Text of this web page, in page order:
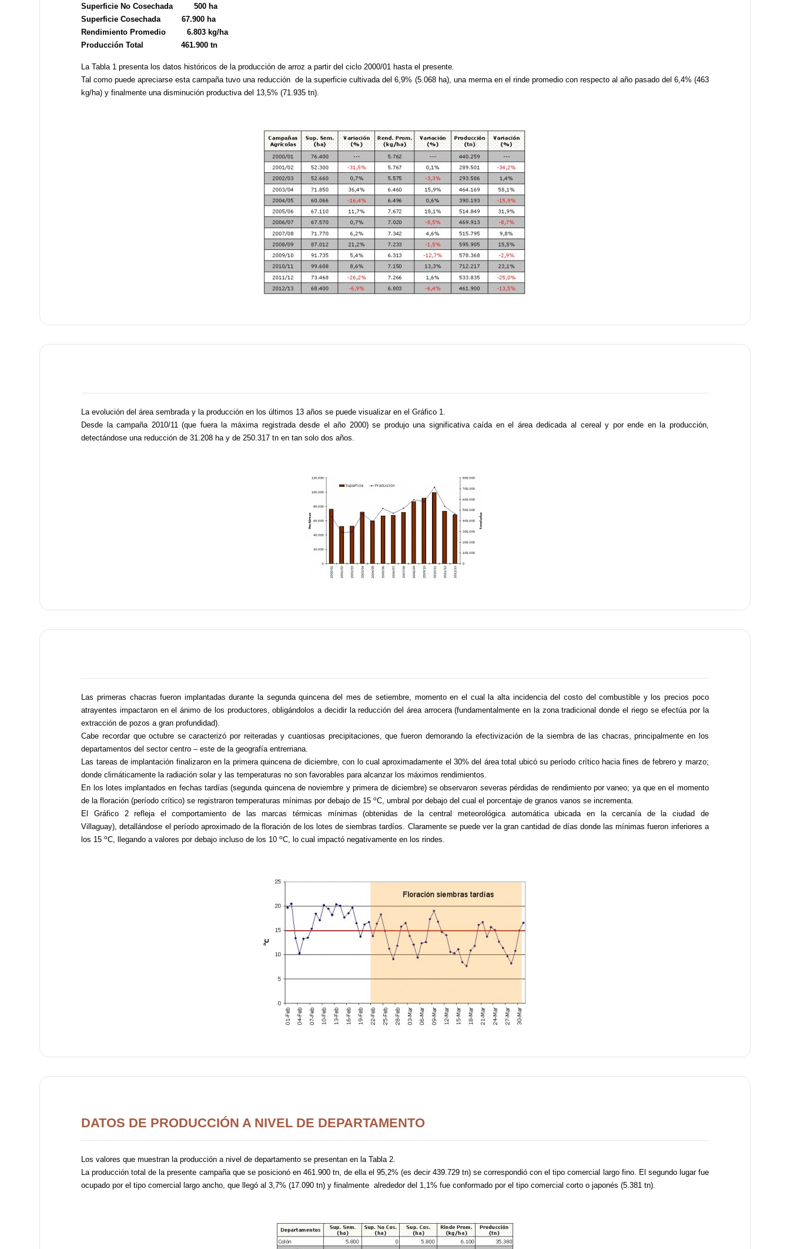
Superficie No Cosechada 500 ha
Superficie Cosechada 67.900 ha
Rendimiento Promedio 6.803 kg/ha
Producción Total 461.900 tn
La Tabla 1 presenta los datos históricos de la producción de arroz a partir del ciclo 2000/01 hasta el presente.
Tal como puede apreciarse esta campaña tuvo una reducción de la superficie cultivada del 6,9% (5.068 ha), una merma en el rinde promedio con respecto al año pasado del 6,4% (463
kg/ha) y finalmente una disminución productiva del 13,5% (71.935 tn).
La evolución del área sembrada y la producción en los últimos 13 años se puede visualizar en el Gráfico 1.
Desde la campaña 2010/11 (que fuera la máxima registrada desde el año 2000) se produjo una significativa caída en el área dedicada al cereal y por ende en la producción,
detectándose una reducción de 31.208 ha y de 250.317 tn en tan solo dos años.
Las primeras chacras fueron implantadas durante la segunda quincena del mes de setiembre, momento en el cual la alta incidencia del costo del combustible y los precios poco
atrayentes impactaron en el ánimo de los productores, obligándolos a decidir la reducción del área arrocera (fundamentalmente en la zona tradicional donde el riego se efectúa por la
extracción de pozos a gran profundidad).
Cabe recordar que octubre se caracterizó por reiteradas y cuantiosas precipitaciones, que fueron demorando la efectivización de la siembra de las chacras, principalmente en los
departamentos del sector centro – este de la geografía entrerriana.
Las tareas de implantación finalizaron en la primera quincena de diciembre, con lo cual aproximadamente el 30% del área total ubicó su período crítico hacia fines de febrero y marzo;
donde climáticamente la radiación solar y las temperaturas no son favorables para alcanzar los máximos rendimientos.
En los lotes implantados en fechas tardías (segunda quincena de noviembre y primera de diciembre) se observaron severas pérdidas de rendimiento por vaneo; ya que en el momento
de la floración (período crítico) se registraron temperaturas mínimas por debajo de 15oC, umbral por debajo del cual el porcentaje de granos vanos se incrementa.
El Gráfico 2 refleja el comportamiento de las marcas térmicas mínimas (obtenidas de la central meteorológica automática ubicada en la cercanía de la ciudad de
Villaguay), detallándose el período aproximado de la floración de los lotes de siembras tardíos. Claramente se puede ver la gran cantidad de días donde las mínimas fueron inferiores a
los 15oC, llegando a valores por debajo incluso de los 10oC, lo cual impactó negativamente en los rindes.
DATOS DE PRODUCCIÓN A NIVEL DE DEPARTAMENTO
Los valores que muestran la producción a nivel de departamento se presentan en la Tabla 2.
La producción total de la presente campaña que se posicionó en 461.900 tn, de ella el 95,2% (es decir 439.729 tn) se correspondió con el tipo comercial largo fino. El segundo lugar fue
ocupado por el tipo comercial largo ancho, que llegó al 3,7% (17.090 tn) y finalmente alrededor del 1,1% fue conformado por el tipo comercial corto o japonés (5.381 tn).